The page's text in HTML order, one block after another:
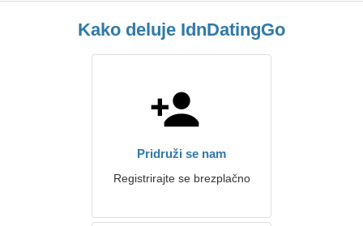
Kako deluje IdnDatingGo
Pridruži se nam
Registrirajte se brezplačno